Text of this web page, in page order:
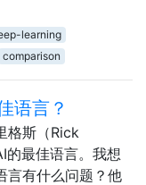
learning
comparison
语言？
格斯（Rick
的最佳语言。我想
言有什么问题？他